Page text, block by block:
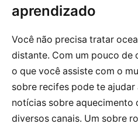
aprendizado
Você não precisa tratar
distante. Com um pouco de
o que você assiste com o
sobre recifes pode te
notícias sobre aquecimento
diversos canais. Um sobre